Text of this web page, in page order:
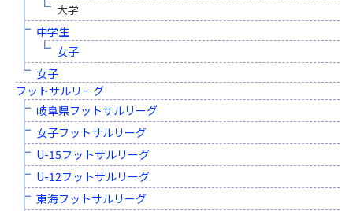
大学
中学生
女子
女子
フットサルリーグ
岐阜県フットサルリーグ
女子フットサルリーグ
U-15フットサルリーグ
U-12フットサルリーグ
東海フットサルリーグ